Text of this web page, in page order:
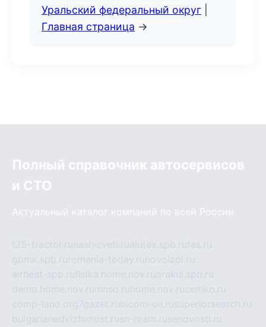
Уральский федеральный округ
Главная страница →
Полный справочник автосервисов
и СТО
Актуальный каталог компаний по всей России
t25-tractor.ru nashicveti.rualutex.spb.rufas.ru
gbmk.spb.ru romania-today.ru novoizol.ru
airheat-spb.rufisika.home.nov.ruorakul.spb.ru
demo.home.nov.ru mnso.ru home.nov.rucemko.ru
comp-land.org 7gazet.rubicom-oil.rusuperiorsearch.ru
bulgarianedvizhimost.rusn-hram.rusenovosti.ru